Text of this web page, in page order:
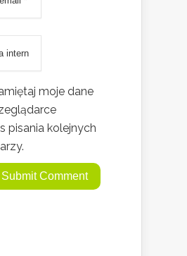
moje dane
pisania kolejnych